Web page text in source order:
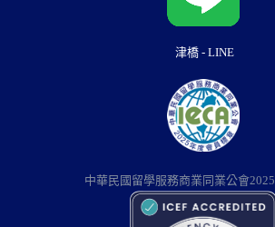
津橋 - LINE
中華民國留學服務商業同業公會